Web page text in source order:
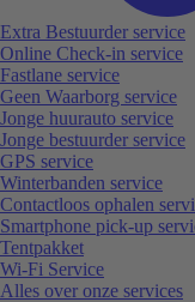
Extra Bestuurder service
Online Check-in service
Fastlane service
Geen Waarborg service
Jonge huurauto service
Jonge bestuurder service
GPS service
Winterbanden service
Contactloos ophalen
Smartphone pick-up
Tentpakket
Wi-Fi Service
Alles over onze services